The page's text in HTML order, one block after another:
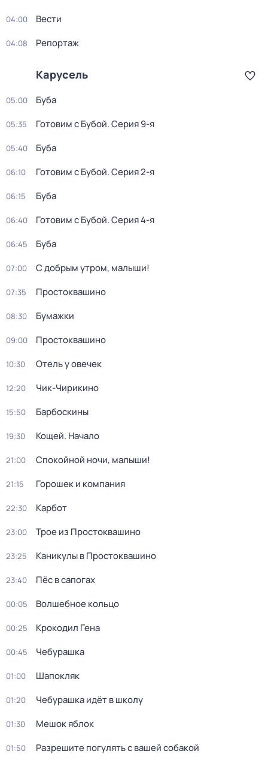
04:00 Вести
04:08 Репортаж
Карусель
05:00 Буба
05:35 Готовим с Бубой. Серия 9-я
05:40 Буба
06:10 Готовим с Бубой. Серия 2-я
06:15 Буба
06:40 Готовим с Бубой. Серия 4-я
06:45 Буба
07:00 С добрым утром, малыши!
07:35 Простоквашино
08:30 Бумажки
09:00 Простоквашино
10:30 Отель у овечек
12:20 Чик-Чирикино
15:50 Барбоскины
19:30 Кощей. Начало
21:00 Спокойной ночи, малыши!
21:15 Горошек и компания
22:30 Карбот
23:00 Трое из Простоквашино
23:25 Каникулы в Простоквашино
23:40 Пёс в сапогах
00:05 Волшебное кольцо
00:25 Крокодил Гена
00:45 Чебурашка
01:00 Шапокляк
01:20 Чебурашка идёт в школу
01:30 Мешок яблок
01:50 Разрешите погулять с вашей собакой